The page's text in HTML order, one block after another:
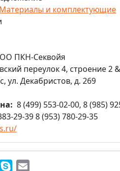
Материалы и комплектующие
ПКН-Секвойя
переулок 4, строение 2
ул. Декабристов, д. 269
8 (499) 553-02-00, 8 (985)
29-39 8 (953) 780-29-35
WhatsApp
Skype